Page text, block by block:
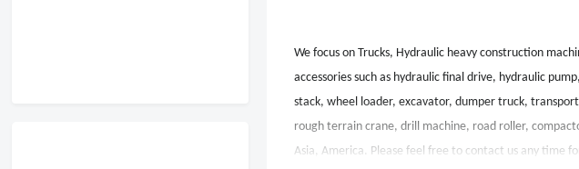
We focus on Trucks, Hydraulic heavy construction
accessories such as hydraulic final drive, hydraulic
stack, wheel loader, excavator, dumper truck,
rough terrain crane, drill machine, road roller,
Asia, America. Please feel free to contact us any time